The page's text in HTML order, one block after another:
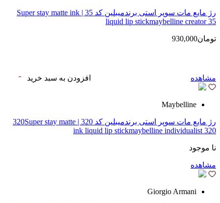
رژ مایع مات سوپر استی‌ برندمیبلین کد 35 | Super stay matte ink
liquid lip stickmaybelline creator 35
تومان930,000
مشاهده افزودن به سبد خرید
Maybelline
رژ مایع مات سوپر استی‌ برندمیبلین کد 320 | 320Super stay matte
ink liquid lip stickmaybelline individualist 320
نا موجود
مشاهده
Giorgio Armani